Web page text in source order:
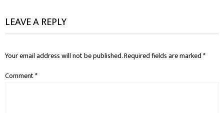
LEAVE A REPLY
Your email address will not be published.Required fields are marked*
Comment*